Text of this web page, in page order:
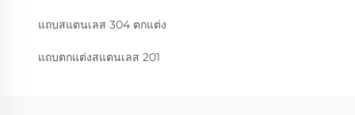
แถบสแตนเลส 304 ตกแต่ง
แถบตกแต่งสแตนเลส 201